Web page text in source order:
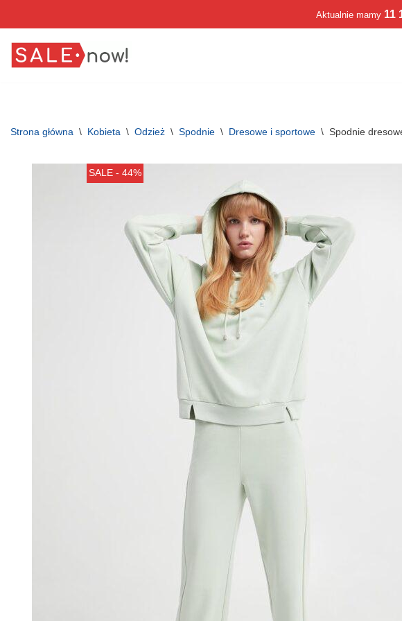
do
Aktualnie mamy 11
Strona główna \ Kobieta \ Odzież \ Spodnie \ Dresowe i sportowe \ Spodnie
SALE - 44%